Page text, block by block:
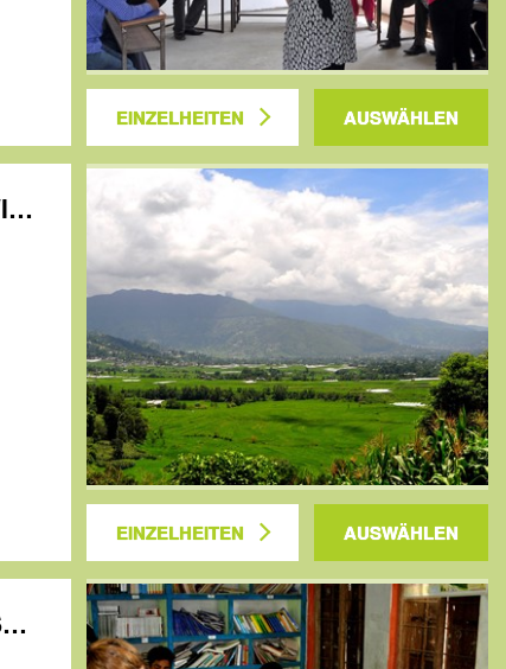
EINZELHEITEN AUSWÄHLEN
Nepal: ENVIRONMENTAL STEWARDS: PRESERVING OUR COMMON HOME
EINZELHEITEN AUSWÄHLEN
Nepal: CREATIVE CLASSROOMS: ENHANCING SCHOOLS and INSPIRI